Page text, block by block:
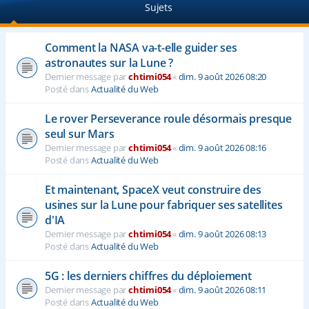
Sujets
Comment la NASA va-t-elle guider ses
astronautes sur la Lune ?
Dernier message parchtimi054«dim. 9 août 2026 08:20
Posté dansActualité du Web
Le rover Perseverance roule désormais presque
seul sur Mars
Dernier message parchtimi054«dim. 9 août 2026 08:16
Posté dansActualité du Web
Et maintenant, SpaceX veut construire des
usines sur la Lune pour fabriquer ses satellites
d'IA
Dernier message parchtimi054«dim. 9 août 2026 08:13
Posté dansActualité du Web
5G : les derniers chiffres du déploiement
Dernier message parchtimi054«dim. 9 août 2026 08:11
Posté dansActualité du Web